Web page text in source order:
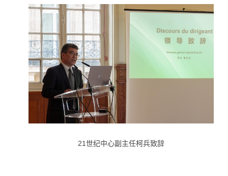
21世纪中心副主任柯兵致辞